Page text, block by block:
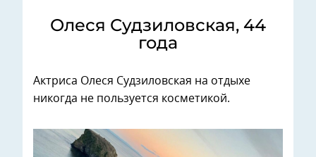
Олеся Судзиловская, 44
года
Актриса Олеся Судзиловская на отдыхе
никогда не пользуется косметикой.